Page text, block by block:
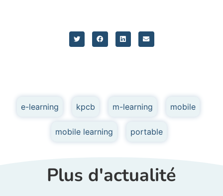
e-learning kpcb m-learning mobile
mobile learning portable
Plus d'actualité